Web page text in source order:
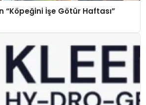
“Köpeğini İşe Götür Haftası”